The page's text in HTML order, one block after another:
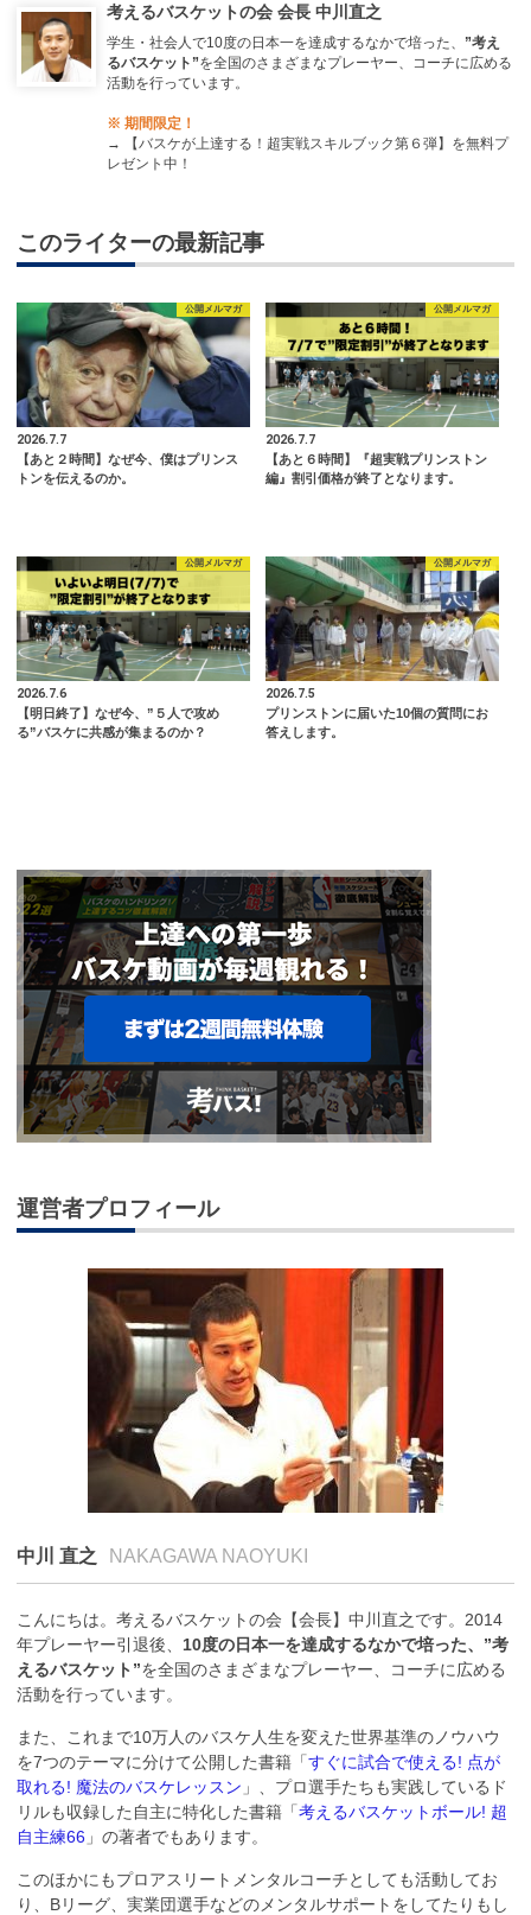
考えるバスケットの会 会長 中川直之
学生・社会人で10度の日本一を達成するなかで培った、 ”考え
るバスケット”を全国のさまざまなプレーヤー、コーチに広める
活動を行っています。
※ 期間限定！
→
【バスケが上達する！超実戦スキルブック第６弾】を無料プ
レゼント中！
このライターの最新記事
公開メルマガ
2026.7.7
【あと２時間】なぜ今、僕はプリンス
トンを伝えるのか。
公開メルマガ
2026.7.7
【あと６時間】『超実戦プリンストン
編』割引価格が終了となります。
公開メルマガ
2026.7.6
【明日終了】なぜ今、”５人で攻め
る”バスケに共感が集まるのか？
公開メルマガ
2026.7.5
プリンストンに届いた10個の質問にお
答えします。
運営者プロフィール
中川 直之 NAKAGAWA NAOYUKI
こんにちは。考えるバスケットの会【会長】中川直之です。2014
年プレーヤー引退後、10度の日本一を達成するなかで培った、”考
えるバスケット”を全国のさまざまなプレーヤー、コーチに広める
活動を行っています。
また、これまで10万人のバスケ人生を変えた世界基準のノウハウ
を7つのテーマに分けて公開した書籍「すぐに試合で使える! 点が
取れる! 魔法のバスケレッスン 」、プロ選手たちも実践しているド
リルも収録した自主に特化した書籍「考えるバスケットボール! 超
自主練66 」の著者でもあります。
このほかにもプロアスリートメンタルコーチとしても活動してお
り、Bリーグ、実業団選手などのメンタルサポートをしてたりもし